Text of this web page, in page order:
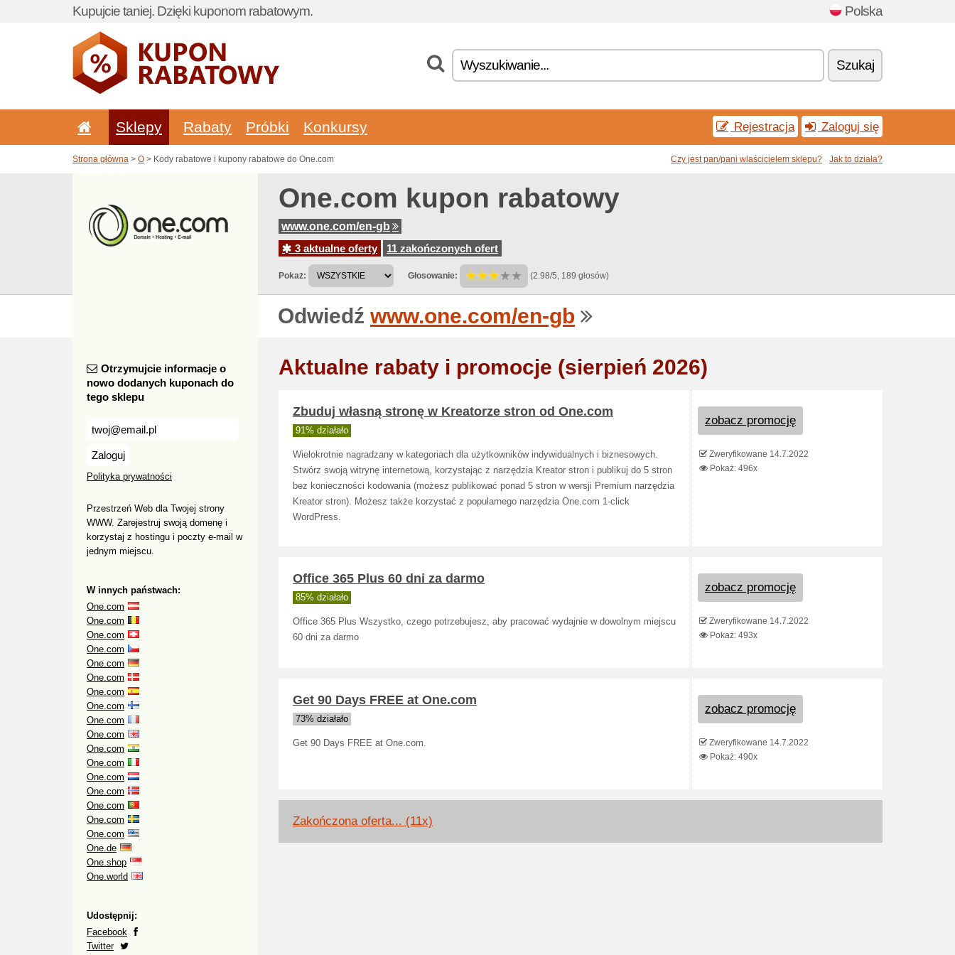
Kupujcie taniej. Dzięki kuponom rabatowym. Polska
Szukaj
Sklepy Rabaty Próbki Konkursy Rejestracja Zaloguj się
Strona główna > O > Kody rabatowe i kupony rabatowe do One.com Czy jest pan/pani wlaścicielem sklepu? Jak to działa?
One.com kupon rabatowy
www.one.com/en-gb
3 aktualne oferty
11 zakończonych ofert
Pokaż: Głosowanie: (2.98/5, 189 głosów)
Odwiedź www.one.com/en-gb
Otrzymujcie informacje o
nowo dodanych kuponach do
tego sklepu
Zaloguj
Polityka prywatności
Przestrzeń Web dla Twojej strony
WWW. Zarejestruj swoją domenę i
korzystaj z hostingu i poczty e-mail w
jednym miejscu.
W innych państwach:
One.com
One.com
One.com
One.com
One.com
One.com
One.com
One.com
One.com
One.com
One.com
One.com
One.com
One.com
One.com
One.com
One.com
One.de
One.shop
One.world
Udostępnij:
Facebook
Twitter
Aktualne rabaty i promocje (sierpień 2026)
Zbuduj własną stronę w Kreatorze stron od One.com
91% działało
Wielokrotnie nagradzany w kategoriach dla użytkowników indywidualnych i biznesowych.
Stwórz swoją witrynę internetową, korzystając z narzędzia Kreator stron i publikuj do 5 stron
bez konieczności kodowania (możesz publikować ponad 5 stron w wersji Premium narzędzia
Kreator stron). Możesz także korzystać z popularnego narzędzia One.com 1-click
WordPress.
zobacz promocję
Zweryfikowane 14.7.2022
Pokaż: 496x
Office 365 Plus 60 dni za darmo
85% działało
Office 365 Plus Wszystko, czego potrzebujesz, aby pracować wydajnie w dowolnym miejscu
60 dni za darmo
zobacz promocję
Zweryfikowane 14.7.2022
Pokaż: 493x
Get 90 Days FREE at One.com
73% działało
Get 90 Days FREE at One.com.
zobacz promocję
Zweryfikowane 14.7.2022
Pokaż: 490x
Zakończona oferta... (11x)